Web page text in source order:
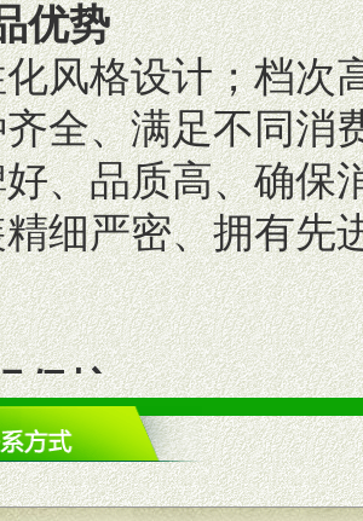
优势
风格设计；档次
全、满足不同消
、品质高、确保
细严密、拥有先
保护
场价格；建立全